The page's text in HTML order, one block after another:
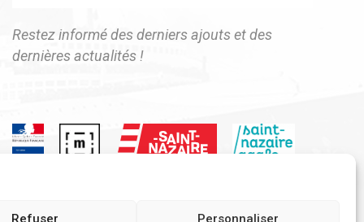
Refuser Personnaliser
Restez informé des derniers ajouts et des
dernières actualités !